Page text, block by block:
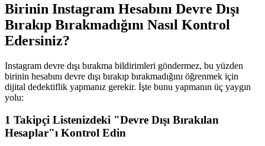
Birinin Instagram Hesabını Devre Dışı
Bırakıp Bırakmadığını Nasıl Kontrol
Edersiniz?
Instagram devre dışı bırakma bildirimleri göndermez, bu yüzden
birinin hesabını devre dışı bırakıp bırakmadığını öğrenmek için
dijital dedektiflik yapmanız gerekir. İşte bunu yapmanın üç yaygın
yolu:
1 Takipçi Listenizdeki "Devre Dışı Bırakılan
Hesaplar"ı Kontrol Edin